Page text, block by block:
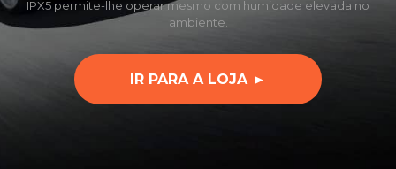
IPX5 permite-lhe operar mesmo com humidade elevada no
ambiente.
IR PARA A LOJA ►